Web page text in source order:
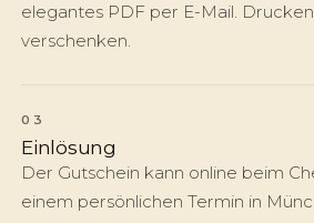
elegantes PDF per E-Mail.
verschenken.
03
Einlösung
Der Gutschein kann online beim
einem persönlichen Termin in